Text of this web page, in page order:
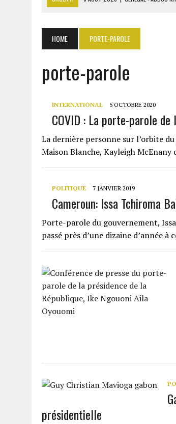
6 AOÛT 2026 | CAN FÉMININE : LA CÔTE
6 AOÛT 2026
MONDIAL 2030 : INFANTINO
HOME PORTE-PAROLE
porte-parole
INTERNATIONAL 5 OCTOBRE 2020
COVID : La porte-parole
La dernière personne sur l’orbite
Maison Blanche, Kayleigh McEnany
POLITIQUE 7 JANVIER 2019
Cameroun: Issa Tchiroma
Porte-parole du gouvernement,
passé près d’une dizaine d’année
présidentielle